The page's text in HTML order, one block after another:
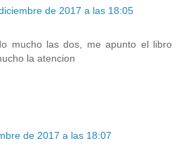
de 2017 a las 18:05
mucho las dos, me apunto el libro
la atencion
de 2017 a las 18:07